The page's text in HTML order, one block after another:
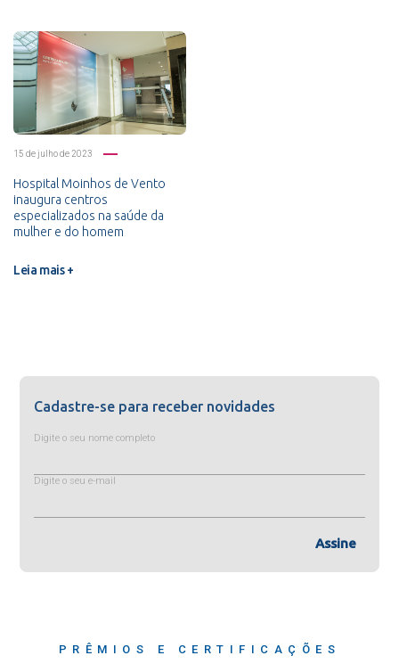
15 de julho de 2023
Hospital Moinhos de Vento
inaugura centros
especializados na saúde da
mulher e do homem
Leia mais +
Cadastre-se para receber novidades
Digite o seu nome completo
Digite o seu e-mail
Assine
PRÊMIOS E CERTIFICAÇÕES